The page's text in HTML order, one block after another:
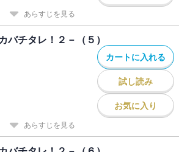
あらすじを見る
チタレ！２－（５）
カートに入れる
試し読み
お気に入り
あらすじを見る